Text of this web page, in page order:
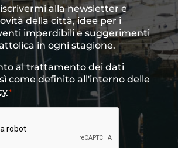
alla newsletter e
della città, idee per i
imperdibili e suggerimenti
in ogni stagione.
al trattamento dei dati
come definito all'interno delle
*